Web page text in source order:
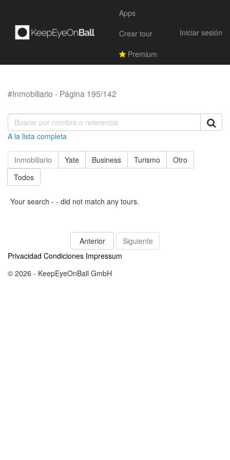
Apps
Crear tour
Premium
Iniciar sesión
#Inmobiliario - Página 195/142
A la lista completa
Inmobiliario Yate Business Turismo
Otro
Todos
Your search - - did not match any tours.
Anterior
Siguiente
Privacidad Condiciones Impressum
© 2026 - KeepEyeOnBall GmbH